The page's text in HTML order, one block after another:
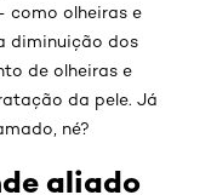
como olheiras e
diminuição dos
de olheiras e
da pele. Já
né?
aliado